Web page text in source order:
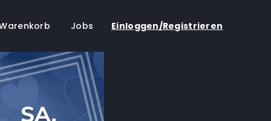
Einloggen/Registrieren
Jobs